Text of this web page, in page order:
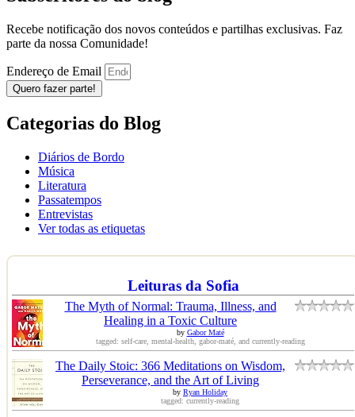
Recebe notificação dos novos conteúdos e partilhas exclusivas. Faz
parte da nossa Comunidade!
Endereço de Email
Quero fazer parte!
Categorias do Blog
Diários de Bordo
Música
Literatura
Passatempos
Entrevistas
Ver todas as etiquetas
Leituras da Sofia
The Myth of Normal: Trauma, Illness, and
Healing in a Toxic Culture
by Gabor Maté
tagged: self-care, mental-health, gabor-maté, and currently-reading
The Daily Stoic: 366 Meditations on Wisdom,
Perseverance, and the Art of Living
by Ryan Holiday
tagged: currently-reading